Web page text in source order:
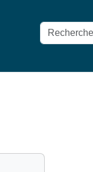
Rechercher